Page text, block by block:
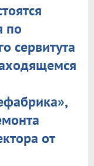
по
сервитута
от